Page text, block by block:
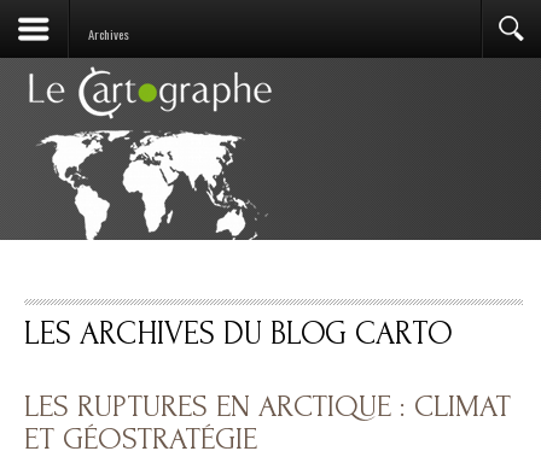
Archives
LES ARCHIVES DU BLOG CARTO
LES RUPTURES EN ARCTIQUE : CLIMAT
ET GÉOSTRATÉGIE